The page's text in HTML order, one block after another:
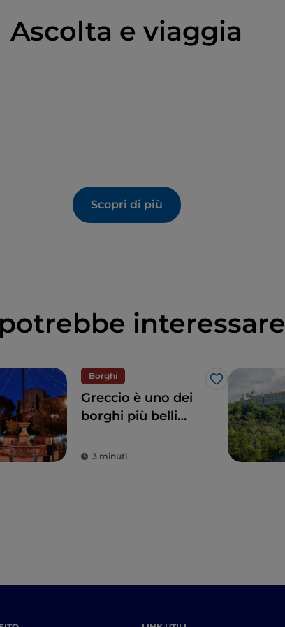
Ascolta e viaggia
Scopri di più
interessare
Borghi
Like
Greccio è uno dei
borghi più belli
ottime ragioni per
3 minuti